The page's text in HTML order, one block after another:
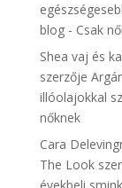
blog - Csak
Shea vaj és
szerzője
illóolajokkal
nőknek
Cara
The Look